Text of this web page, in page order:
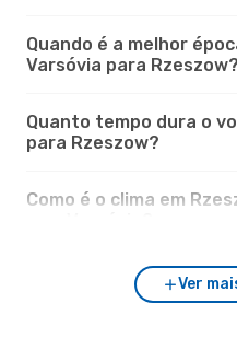
Quando é a melhor
Varsóvia para Rzeszow?
Quanto tempo dura o
para Rzeszow?
Como é o clima em
Ver